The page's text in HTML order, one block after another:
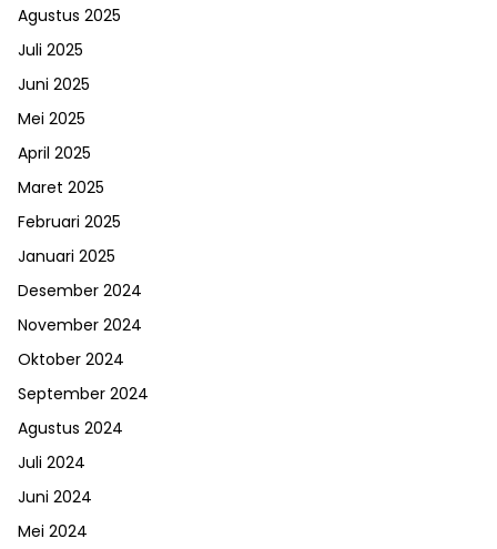
Agustus 2025
Juli 2025
Juni 2025
Mei 2025
April 2025
Maret 2025
Februari 2025
Januari 2025
Desember 2024
November 2024
Oktober 2024
September 2024
Agustus 2024
Juli 2024
Juni 2024
Mei 2024